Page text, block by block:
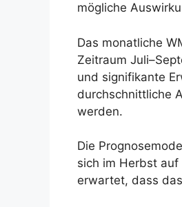
mögliche
Das monatliche
Zeitraum
und signifikante
durchschnittliche
werden.
Die
sich im Herbst
erwartet, dass